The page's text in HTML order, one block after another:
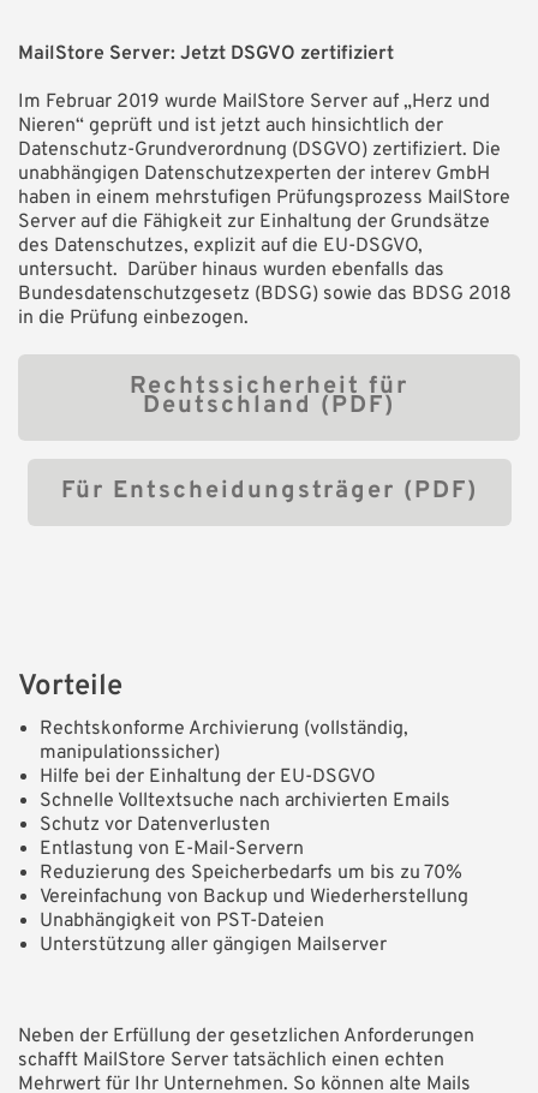
MailStore Server: Jetzt DSGVO zertifiziert
Im Februar 2019 wurde MailStore Server auf „Herz und
Nieren“ geprüft und ist jetzt auch hinsichtlich der
Datenschutz-Grundverordnung (DSGVO) zertifiziert. Die
unabhängigen Datenschutzexperten der interev GmbH
haben in einem mehrstufigen Prüfungsprozess MailStore
Server auf die Fähigkeit zur Einhaltung der Grundsätze
des Datenschutzes, explizit auf die EU-DSGVO,
untersucht. Darüber hinaus wurden ebenfalls das
Bundesdatenschutzgesetz (BDSG) sowie das BDSG 2018
in die Prüfung einbezogen.
Rechtssicherheit für
Deutschland (PDF)
Für Entscheidungsträger (PDF)
Vorteile
Rechtskonforme Archivierung (vollständig,
manipulationssicher)
Hilfe bei der Einhaltung der EU-DSGVO
Schnelle Volltextsuche nach archivierten Emails
Schutz vor Datenverlusten
Entlastung von E-Mail-Servern
Reduzierung des Speicherbedarfs um bis zu 70%
Vereinfachung von Backup und Wiederherstellung
Unabhängigkeit von PST-Dateien
Unterstützung aller gängigen Mailserver
Neben der Erfüllung der gesetzlichen Anforderungen
schafft MailStore Server tatsächlich einen echten
Mehrwert für Ihr Unternehmen. So können alte Mails